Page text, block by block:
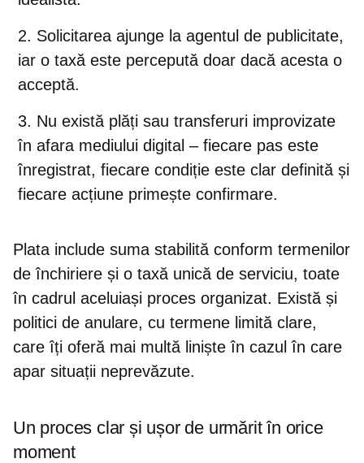
Solicitarea ajunge la agentul de publicitate,
iar o taxă este percepută doar dacă acesta o
acceptă.
Nu există plăți sau transferuri improvizate
în afara mediului digital – fiecare pas este
înregistrat, fiecare condiție este clar definită și
fiecare acțiune primește confirmare.
Plata include suma stabilită conform termenilor
de închiriere și o taxă unică de serviciu, toate
în cadrul aceluiași proces organizat. Există și
politici de anulare, cu termene limită clare,
care îți oferă mai multă liniște în cazul în care
apar situații neprevăzute.
Un proces clar și ușor de urmărit în orice
moment